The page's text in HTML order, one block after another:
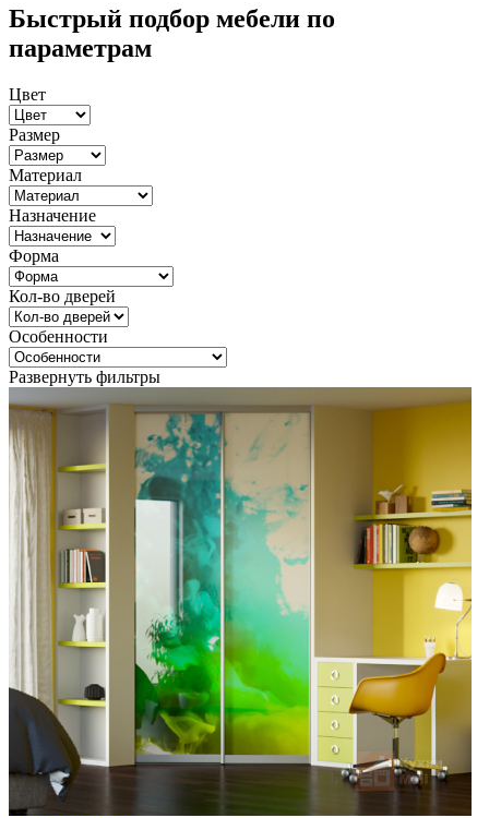
Быстрый подбор мебели по
параметрам
Цвет
Размер
Материал
Назначение
Форма
Кол-во дверей
Особенности
Развернуть фильтры